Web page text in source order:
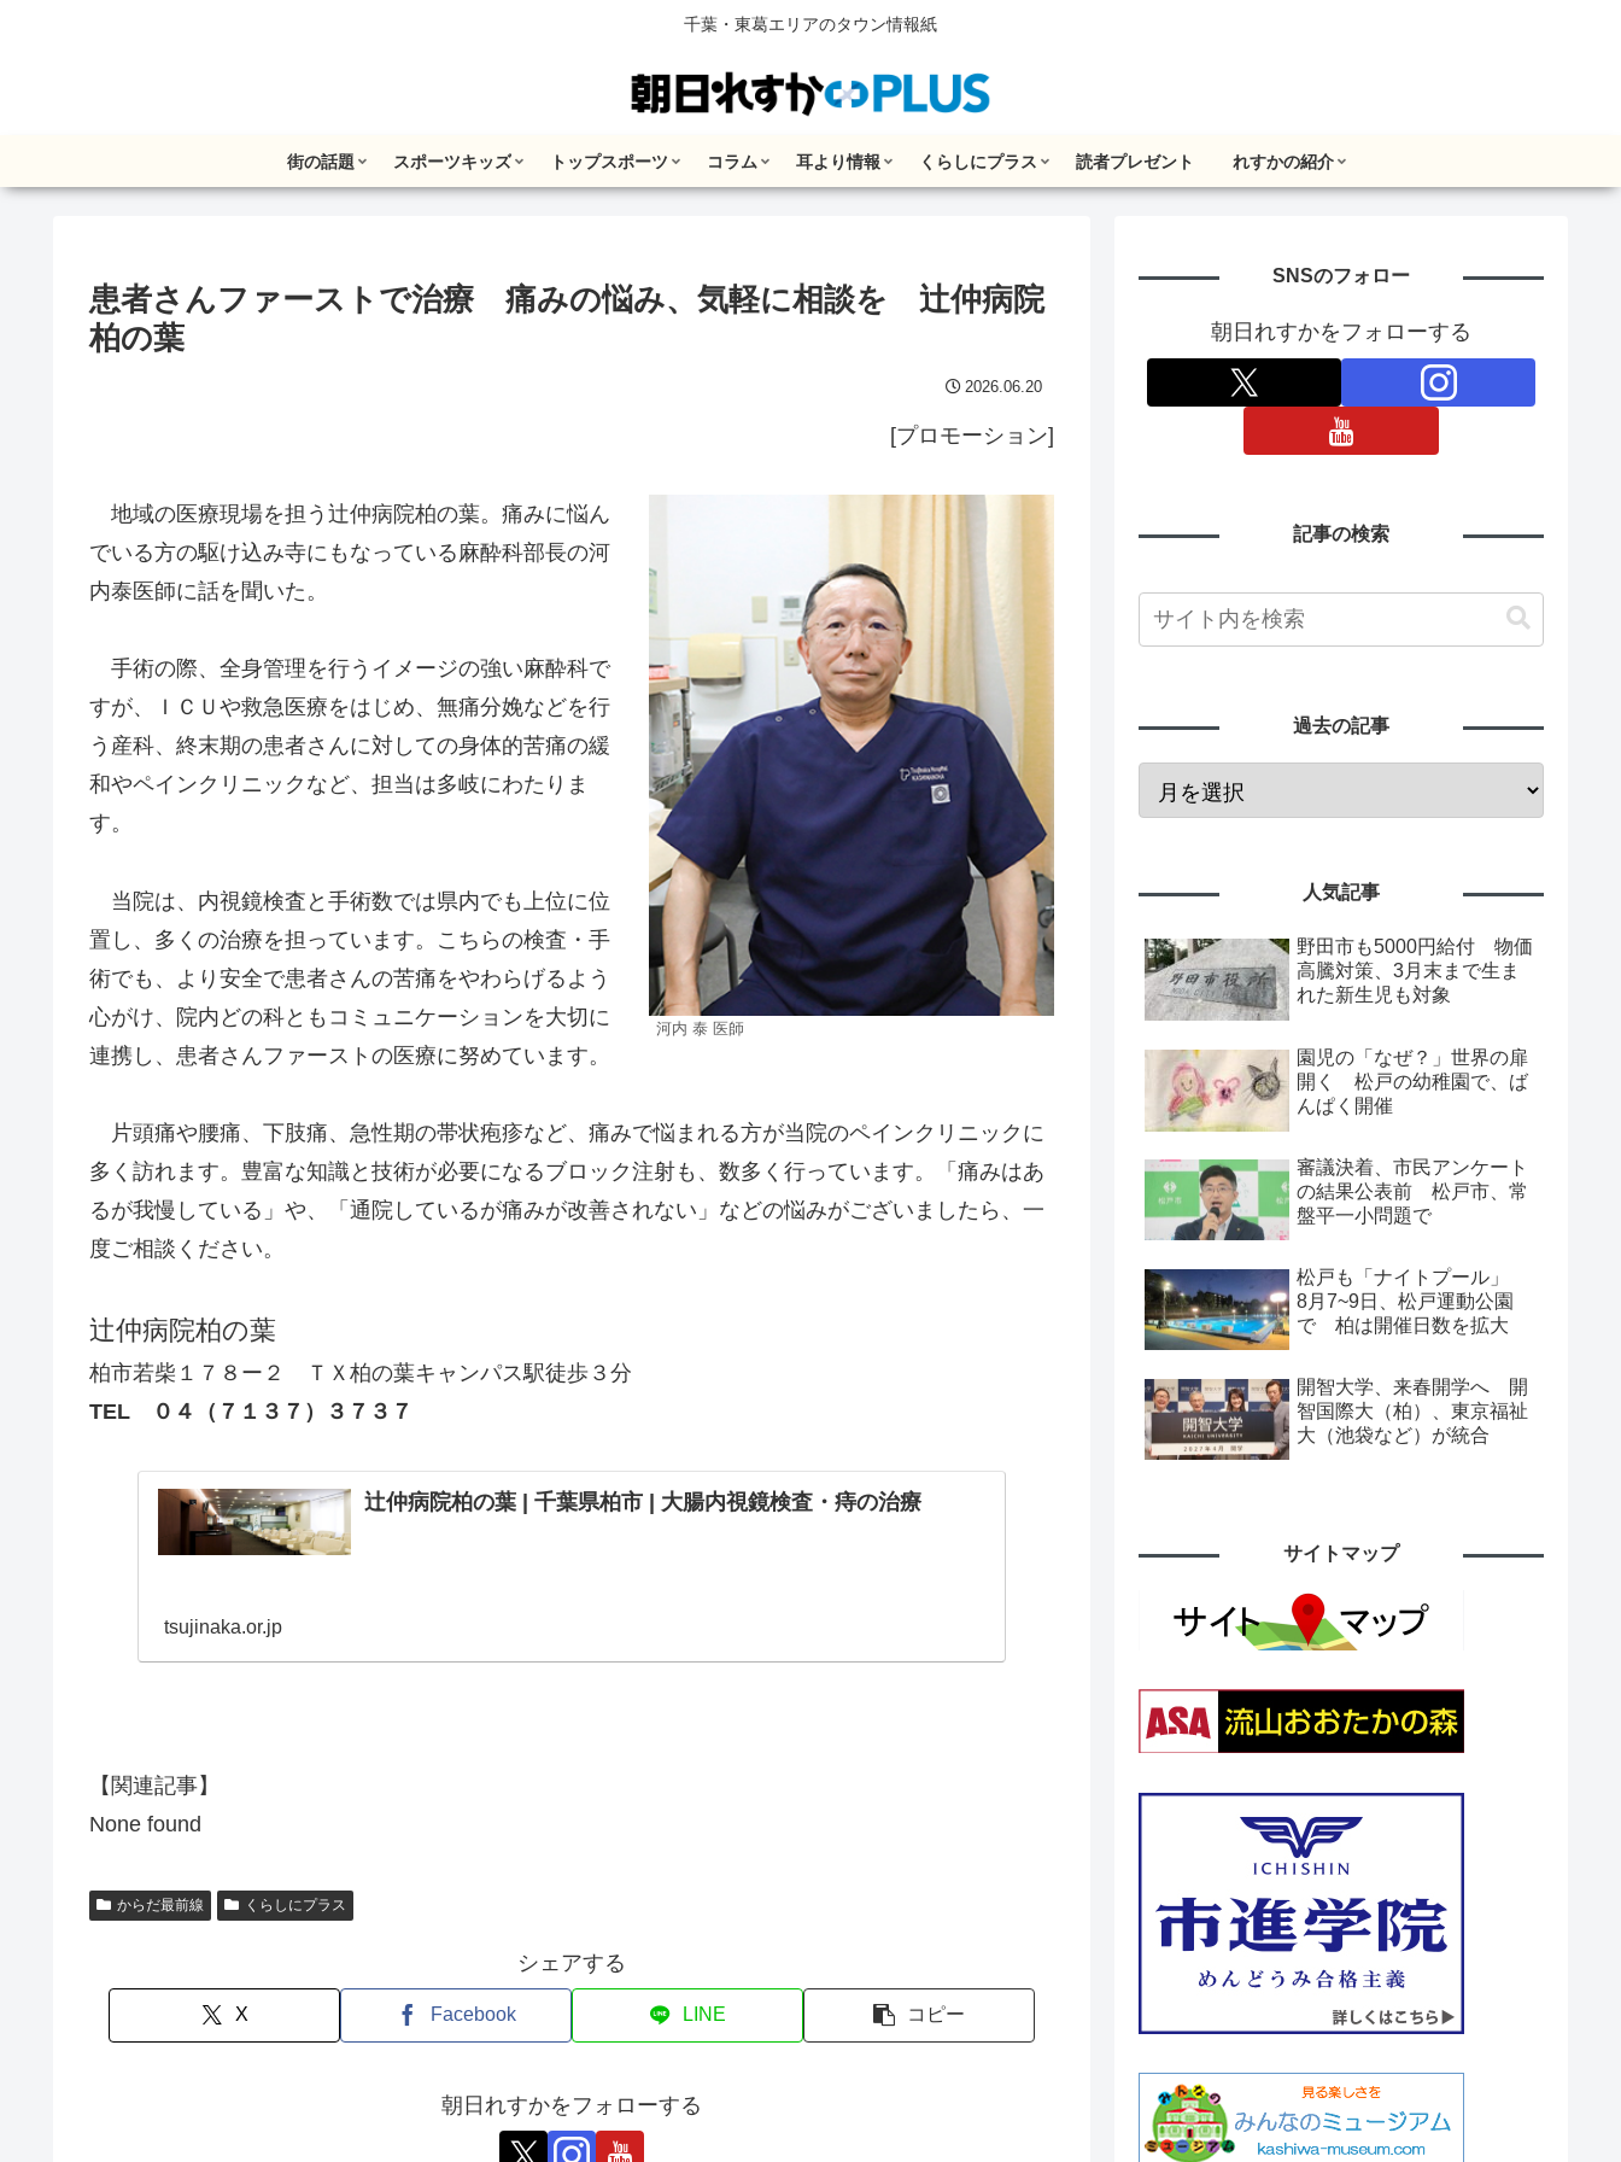
千葉・東葛エリアのタウン情報紙
街の話題 スポーツキッズ トップスポーツ コラム 耳より情報 くらしにプラス 読者プレゼント れすかの紹介
患者さんファーストで治療 痛みの悩み、気軽に相談を 辻仲病院
柏の葉
2026.06.20
[プロモーション]
河内 泰 医師
地域の医療現場を担う辻仲病院柏の葉。痛みに悩ん
でいる方の駆け込み寺にもなっている麻酔科部長の河
内泰医師に話を聞いた。
手術の際、全身管理を行うイメージの強い麻酔科で
すが、ＩＣＵや救急医療をはじめ、無痛分娩などを行
う産科、終末期の患者さんに対しての身体的苦痛の緩
和やペインクリニックなど、担当は多岐にわたりま
す。
当院は、内視鏡検査と手術数では県内でも上位に位
置し、多くの治療を担っています。こちらの検査・手
術でも、より安全で患者さんの苦痛をやわらげるよう
心がけ、院内どの科ともコミュニケーションを大切に
連携し、患者さんファーストの医療に努めています。
片頭痛や腰痛、下肢痛、急性期の帯状疱疹など、痛みで悩まれる方が当院のペインクリニックに
多く訪れます。豊富な知識と技術が必要になるブロック注射も、数多く行っています。「痛みはあ
るが我慢している」や、「通院しているが痛みが改善されない」などの悩みがございましたら、一
度ご相談ください。
辻仲病院柏の葉
柏市若柴１７８ー２ ＴＸ柏の葉キャンパス駅徒歩３分
TEL ０４（７１３７）３７３７
辻仲病院柏の葉 | 千葉県柏市 | 大腸内視鏡検査・痔の治療
tsujinaka.or.jp
【関連記事】
None found
からだ最前線 くらしにプラス
シェアする
X Facebook LINE コピー
朝日れすかをフォローする
SNSのフォロー
朝日れすかをフォローする
記事の検索
過去の記事
人気記事
野田市も5000円給付 物価
高騰対策、3月末まで生ま
れた新生児も対象
園児の「なぜ？」世界の扉
開く 松戸の幼稚園で、ば
んぱく開催
審議決着、市民アンケート
の結果公表前 松戸市、常
盤平一小問題で
松戸も「ナイトプール」
8月7~9日、松戸運動公園
で 柏は開催日数を拡大
開智大学、来春開学へ 開
智国際大（柏）、東京福祉
大（池袋など）が統合
サイトマップ